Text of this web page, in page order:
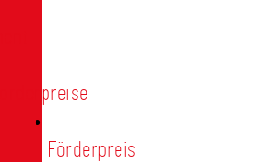
Förderpreise
Förderpreis